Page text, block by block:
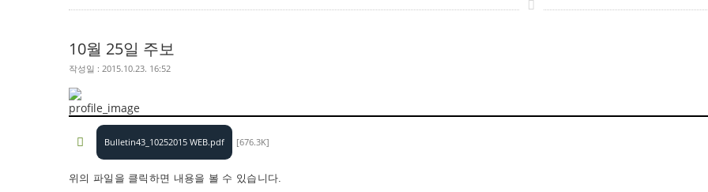
10월 25일 주보
작성일 : 2015.10.23. 16:52
Bulletin43_10252015 WEB.pdf [676.3K]
위의 파일을 클릭하면 내용을 볼 수 있습니다.​​​​​​​​​